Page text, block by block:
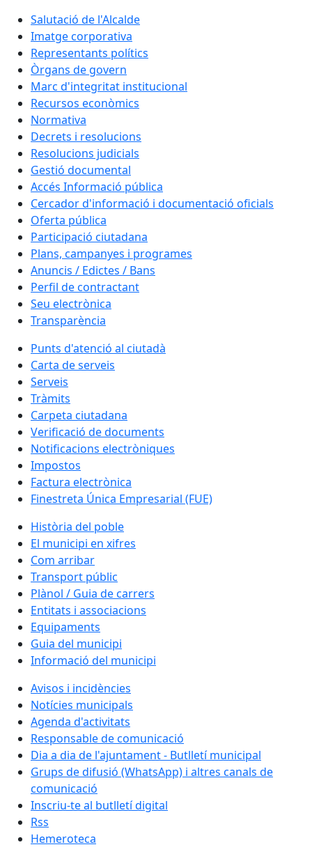
Salutació de l'Alcalde
Imatge corporativa
Representants polítics
Òrgans de govern
Marc d'integritat institucional
Recursos econòmics
Normativa
Decrets i resolucions
Resolucions judicials
Gestió documental
Accés Informació pública
Cercador d'informació i documentació oficials
Oferta pública
Participació ciutadana
Plans, campanyes i programes
Anuncis / Edictes / Bans
Perfil de contractant
Seu electrònica
Transparència
Punts d'atenció al ciutadà
Carta de serveis
Serveis
Tràmits
Carpeta ciutadana
Verificació de documents
Notificacions electròniques
Impostos
Factura electrònica
Finestreta Única Empresarial (FUE)
Història del poble
El municipi en xifres
Com arribar
Transport públic
Plànol / Guia de carrers
Entitats i associacions
Equipaments
Guia del municipi
Informació del municipi
Avisos i incidències
Notícies municipals
Agenda d'activitats
Responsable de comunicació
Dia a dia de l'ajuntament - Butlletí municipal
Grups de difusió (WhatsApp) i altres canals de
comunicació
Inscriu-te al butlletí digital
Rss
Hemeroteca